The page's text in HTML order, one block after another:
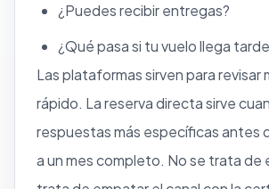
¿Puedes recibir entregas?
¿Qué pasa si tu vuelo llega
Las plataformas sirven para revisar
rápido. La reserva directa sirve
respuestas más específicas antes
a un mes completo. No se trata de